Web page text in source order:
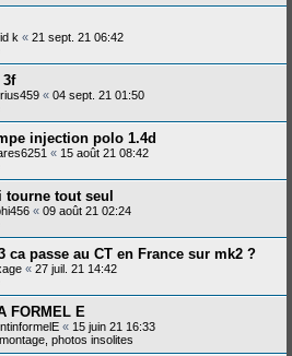
k « 21 sept. 21 06:42
3f
« 04 sept. 21 01:50
injection polo 1.4d
« 15 août 21 08:42
tourne tout seul
« 09 août 21 02:24
ca passe au CT en France sur mk2 ?
« 27 juil. 21 14:42
FORMEL E
« 15 juin 21 16:33
photos insolites